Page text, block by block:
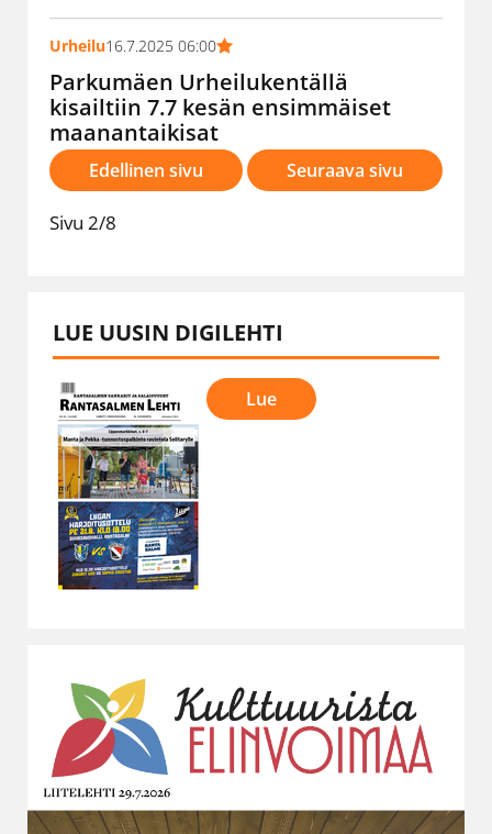
Urheilu16.7.2025 06:00
Parkumäen Urheilukentällä
kisailtiin 7.7 kesän ensimmäiset
maanantaikisat
Edellinen sivu Seuraava sivu
Sivu 2/8
LUE UUSIN DIGILEHTI
Lue